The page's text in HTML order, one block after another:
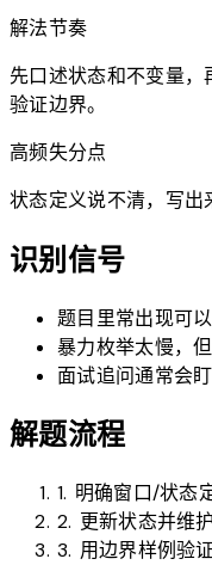
解法节奏
先口述状态和不变量
验证边界。
高频失分点
状态定义说不清，写出
识别信号
题目里常出现可
暴力枚举太慢，
面试追问通常会
解题流程
1. 明确窗口/状态
2. 更新状态并维
3. 用边界样例验